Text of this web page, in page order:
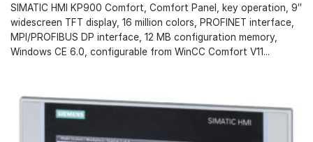
SIMATIC HMI KP900 Comfort, Comfort Panel, key operation, 9″
widescreen TFT display, 16 million colors, PROFINET interface,
MPI/PROFIBUS DP interface, 12 MB configuration memory,
Windows CE 6.0, configurable from WinCC Comfort V11...